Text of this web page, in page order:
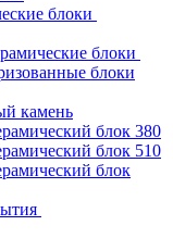
блоки
блоки
блоки
камень
блок 380
блок 510
блок